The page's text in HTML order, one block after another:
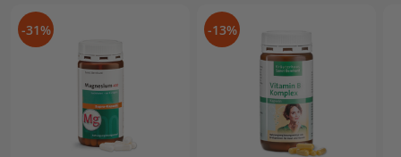
-31% -13%